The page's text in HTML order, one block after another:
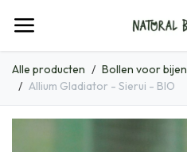
Alle producten
Bollen voor bijen
Allium Gladiator - Sierui - BIO